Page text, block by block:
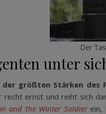
Der
unter
der größten Stärken des
recht ernst und reiht sich
and the Winter Soldierein,